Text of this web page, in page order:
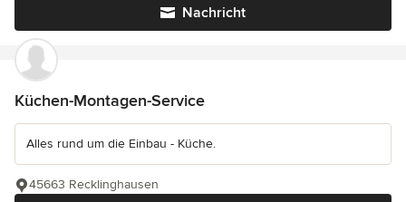
Nachricht
Küchen-Montagen-Service
Alles rund um die Einbau - Küche.
45663 Recklinghausen